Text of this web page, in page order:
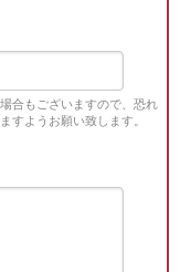
合もございますので、恐れ
すようお願い致します。